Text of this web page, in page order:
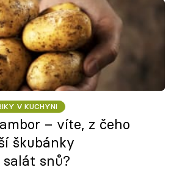
V KUCHYNI
– víte, z čeho
škubánky
snů?